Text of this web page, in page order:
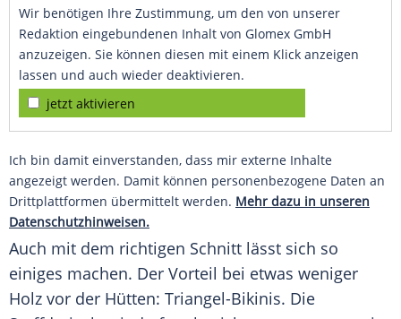
Wir benötigen Ihre Zustimmung, um den von unserer
Redaktion eingebundenen Inhalt von Glomex GmbH
anzuzeigen. Sie können diesen mit einem Klick anzeigen
lassen und auch wieder deaktivieren.
jetzt aktivieren
Ich bin damit einverstanden, dass mir externe Inhalte
angezeigt werden. Damit können personenbezogene Daten an
Drittplattformen übermittelt werden. Mehr dazu in unseren
Datenschutzhinweisen.
Auch mit dem richtigen Schnitt lässt sich so
einiges machen. Der Vorteil bei etwas weniger
Holz vor der Hütten: Triangel-Bikinis. Die